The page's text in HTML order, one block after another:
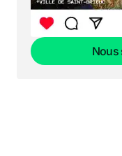
Nous